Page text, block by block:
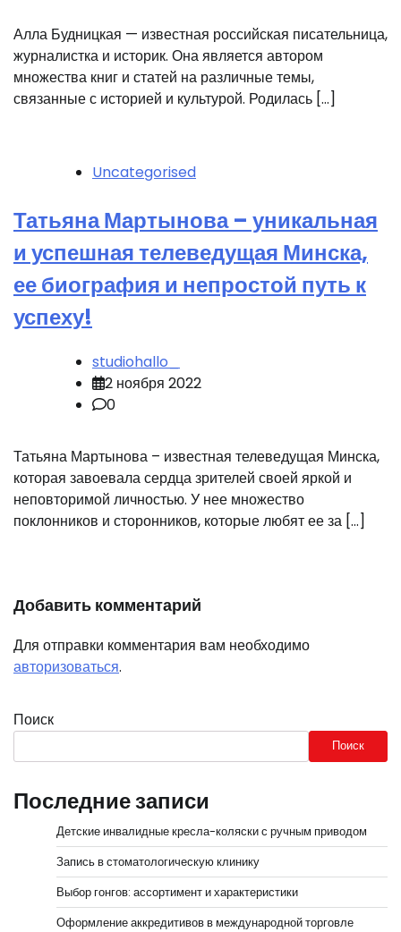
Алла Будницкая — известная российская писательница,
журналистка и историк. Она является автором
множества книг и статей на различные темы,
связанные с историей и культурой. Родилась […]
Uncategorised
Татьяна Мартынова – уникальная
и успешная телеведущая Минска,
ее биография и непростой путь к
успеху!
studiohallo_
2 ноября 2022
0
Татьяна Мартынова – известная телеведущая Минска,
которая завоевала сердца зрителей своей яркой и
неповторимой личностью. У нее множество
поклонников и сторонников, которые любят ее за […]
Добавить комментарий
Для отправки комментария вам необходимо
авторизоваться.
Поиск
Поиск
Последние записи
Детские инвалидные кресла-коляски с ручным приводом
Запись в стоматологическую клинику
Выбор гонгов: ассортимент и характеристики
Оформление аккредитивов в международной торговле